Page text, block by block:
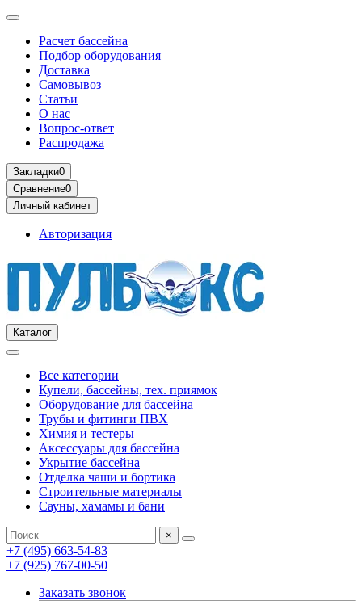
Расчет бассейна
Подбор оборудования
Доставка
Самовывоз
Статьи
О нас
Вопрос-ответ
Распродажа
Закладки0
Сравнение0
Личный кабинет
Авторизация
Каталог
Все категории
Купели, бассейны, тех. приямок
Оборудование для бассейна
Трубы и фитинги ПВХ
Химия и тестеры
Аксессуары для бассейна
Укрытие бассейна
Отделка чаши и бортика
Строительные материалы
Сауны, хамамы и бани
×
+7 (495) 663-54-83
+7 (925) 767-00-50
Заказать звонок